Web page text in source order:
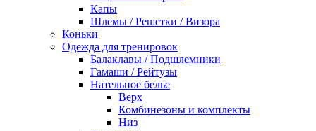
Капы
Шлемы / Решетки / Визора
Коньки
Одежда для тренировок
Балаклавы / Подшлемники
Гамаши / Рейтузы
Нательное белье
Верх
Комбинезоны и комплекты
Низ